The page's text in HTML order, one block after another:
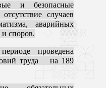
и безопасные
случаев
аварийных
споров.
проведена
труда на 189